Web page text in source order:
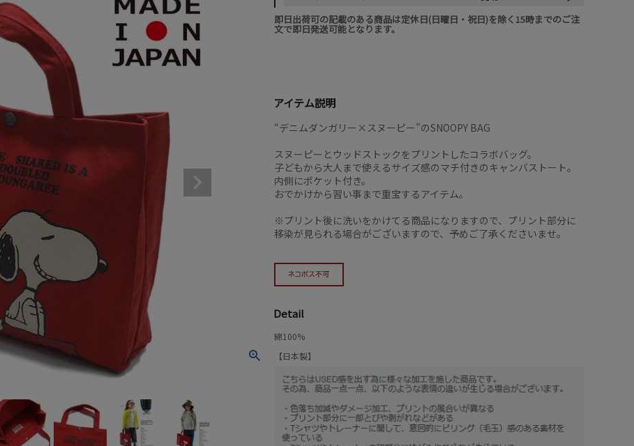
即日出荷可の記載のある商品は定休日(日曜日・祝日)を除く15時までのご注
文で即日発送可能となります。
アイテム説明
“デニムダンガリー×スヌーピー”のSNOOPY BAG
スヌーピーとウッドストックをプリントしたコラボバッグ。
子どもから大人まで使えるサイズ感のマチ付きのキャンバストート。
内側にポケット付き。
おでかけから習い事まで重宝するアイテム。
※プリント後に洗いをかけてる商品になりますので、プリント部分に
移染が見られる場合がございますので、予めご了承くださいませ。
Detail
綿100%
【日本製】